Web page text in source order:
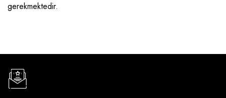
gerekmektedir.